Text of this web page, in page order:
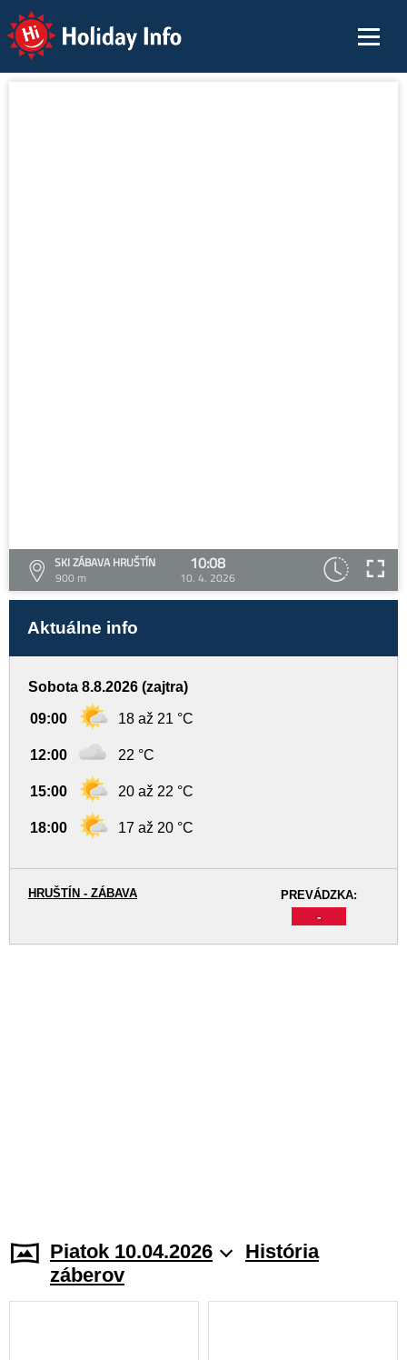
Holiday Info
SKI ZÁBAVA HRUŠTÍN
900 m
10:08
10. 4. 2026
Aktuálne info
Sobota 8.8.2026 (zajtra)
09:00 18 až 21 °C
12:00 22 °C
15:00 20 až 22 °C
18:00 17 až 20 °C
PREVÁDZKA:
-
HRUŠTÍN - ZÁBAVA
Piatok 10.04.2026
História
záberov